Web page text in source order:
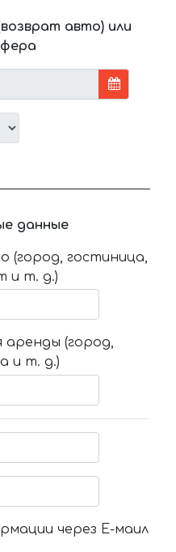
авто) или
данные
(город, гостиница,
и т. д.)
аренды (город,
и т. д.)
через Е-маил